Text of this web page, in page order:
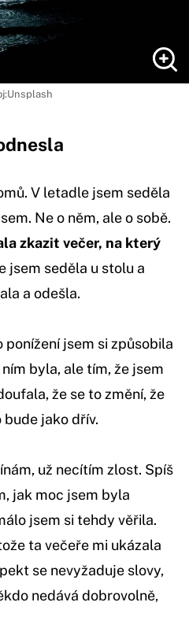
V letadle jsem seděla
Ne o něm, ale o sobě.
zkazit večer, na který
jsem seděla u stolu a
a odešla.
ponížení jsem si způsobila
byla, ale tím, že jsem
že se to změní, že
bude jako dřív.
už necítím zlost. Spíš
jak moc jsem byla
jsem si tehdy věřila.
ta večeře mi ukázala
se nevyžaduje slovy,
nedává dobrovolně,